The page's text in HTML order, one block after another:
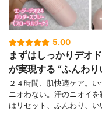
5.00
まずはしっかりデオ
が実現する “ふんわり
２４時間、肌快適ケア。
ニオわない。汗のニオイ
はリセット、ふんわり、